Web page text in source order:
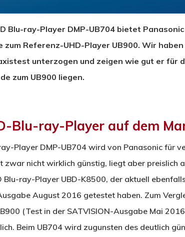
Blu-ray-Player DMP-UB704 bietet Panasonic
Referenz-UHD-Player UB900. Wir haben
unterzogen und zeigen wie gut er für
zum UB900 liegen.
Blu-ray-Player auf dem
Player DMP-UB704 wird von Panasonic für
zwar nicht wirklich günstig, liegt aber preislich
Blu-ray-Player UBD-K8500, der aktuell
August 2016 getestet haben. Zum
(Test in der SATVISION-Ausgabe Mai
Beim UB704 wird zugunsten des deutlich